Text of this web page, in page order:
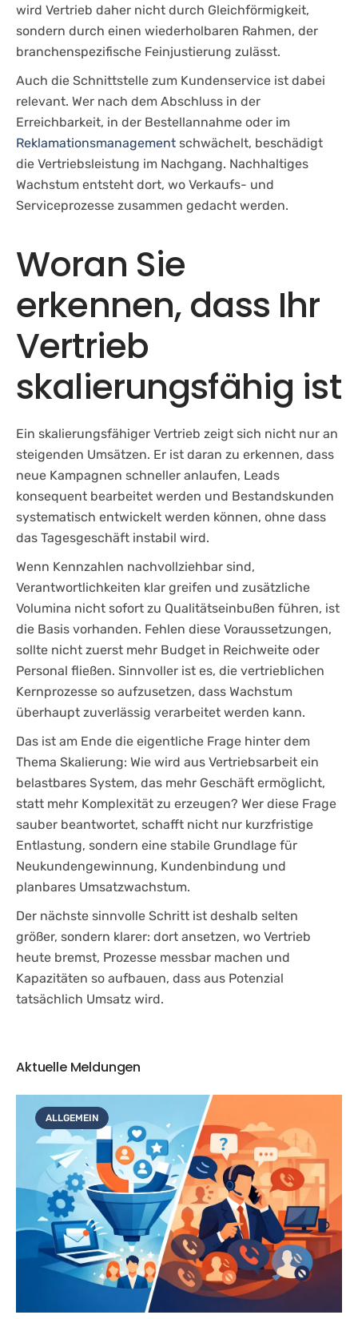
wird Vertrieb daher nicht durch Gleichförmigkeit,
sondern durch einen wiederholbaren Rahmen, der
branchenspezifische Feinjustierung zulässt.
Auch die Schnittstelle zum Kundenservice ist dabei
relevant. Wer nach dem Abschluss in der
Erreichbarkeit, in der Bestellannahme oder im
Reklamationsmanagement schwächelt, beschädigt
die Vertriebsleistung im Nachgang. Nachhaltiges
Wachstum entsteht dort, wo Verkaufs- und
Serviceprozesse zusammen gedacht werden.
Woran Sie
erkennen, dass Ihr
Vertrieb
skalierungsfähig ist
Ein skalierungsfähiger Vertrieb zeigt sich nicht nur an
steigenden Umsätzen. Er ist daran zu erkennen, dass
neue Kampagnen schneller anlaufen, Leads
konsequent bearbeitet werden und Bestandskunden
systematisch entwickelt werden können, ohne dass
das Tagesgeschäft instabil wird.
Wenn Kennzahlen nachvollziehbar sind,
Verantwortlichkeiten klar greifen und zusätzliche
Volumina nicht sofort zu Qualitätseinbußen führen, ist
die Basis vorhanden. Fehlen diese Voraussetzungen,
sollte nicht zuerst mehr Budget in Reichweite oder
Personal fließen. Sinnvoller ist es, die vertrieblichen
Kernprozesse so aufzusetzen, dass Wachstum
überhaupt zuverlässig verarbeitet werden kann.
Das ist am Ende die eigentliche Frage hinter dem
Thema Skalierung: Wie wird aus Vertriebsarbeit ein
belastbares System, das mehr Geschäft ermöglicht,
statt mehr Komplexität zu erzeugen? Wer diese Frage
sauber beantwortet, schafft nicht nur kurzfristige
Entlastung, sondern eine stabile Grundlage für
Neukundengewinnung, Kundenbindung und
planbares Umsatzwachstum.
Der nächste sinnvolle Schritt ist deshalb selten
größer, sondern klarer: dort ansetzen, wo Vertrieb
heute bremst, Prozesse messbar machen und
Kapazitäten so aufbauen, dass aus Potenzial
tatsächlich Umsatz wird.
Aktuelle Meldungen
ALLGEMEIN